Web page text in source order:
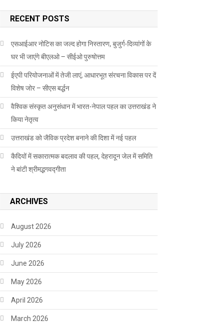
RECENT POSTS
एसआईआर नोटिस का जल्द होगा निस्तारण, बुजुर्ग-दिव्यांगों के
घर भी जाएंगे बीएलओ – सीईओ पुरुषोत्तम
ईएपी परियोजनाओं में तेजी लाएं, आधारभूत संरचना विकास पर दें
विशेष जोर – सीएस बर्द्धन
वैश्विक संस्कृत अनुसंधान में भारत-नेपाल पहल का उत्तराखंड ने
किया नेतृत्व
उत्तराखंड को जैविक प्रदेश बनाने की दिशा में नई पहल
कैदियों में सकारात्मक बदलाव की पहल, देहरादून जेल में समिति
ने बांटी श्रीमद्भगवद्गीता
ARCHIVES
August 2026
July 2026
June 2026
May 2026
April 2026
March 2026